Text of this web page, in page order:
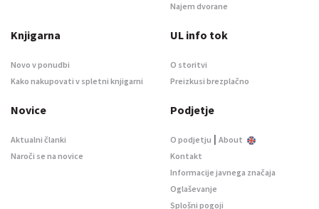
Najem dvorane
Knjigarna
Novo v ponudbi
Kako nakupovati v spletni knjigarni
UL info tok
O storitvi
Preizkusi brezplačno
Novice
Aktualni članki
Naroči se na novice
Podjetje
O podjetju | About
Kontakt
Informacije javnega značaja
Oglaševanje
Splošni pogoji